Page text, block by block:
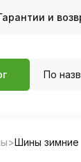
и
По
Шины зимние